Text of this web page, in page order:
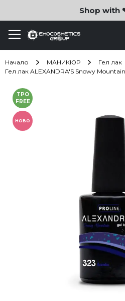
Shop with
Начало МАНИКЮР Гел лак
Гел лак ALEXANDRA'S Snowy
TPO
FREE
НОВО
Преминете
към
края
на
галерията